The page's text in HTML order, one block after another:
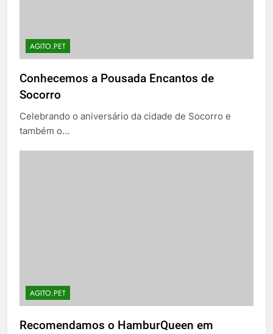
AGITO.PET
Conhecemos a Pousada Encantos de
Socorro
Celebrando o aniversário da cidade de Socorro e
também o…
AGITO.PET
Recomendamos o HamburQueen em